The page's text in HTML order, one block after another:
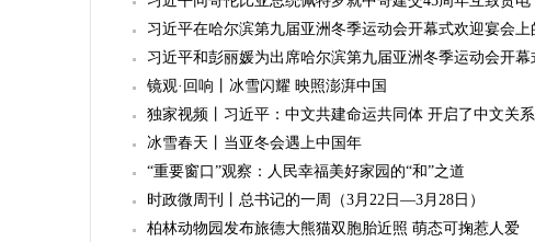
习近平在哈尔滨第九届亚洲冬季运动会开幕式欢迎宴会上
习近平和彭丽媛为出席哈尔滨第九届亚洲冬季运动会开
镜观·回响丨冰雪闪耀 映照澎湃中国
独家视频丨习近平：中文共建命运共同体 开启了中文关
冰雪春天丨当亚冬会遇上中国年
“重要窗口”观察：人民幸福美好家园的“和”之道
时政微周刊丨总书记的一周（3月22日—3月28日）
柏林动物园发布旅德大熊猫双胞胎近照 萌态可掬惹人爱